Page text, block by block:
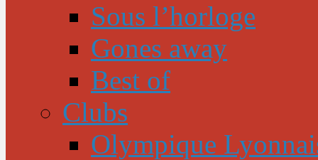
Sous l’horloge
Gones away
Best of
Clubs
Olympique